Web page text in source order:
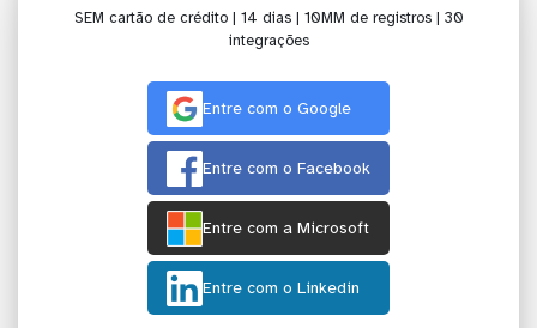
SEM cartão de crédito | 14 dias | 10MM de registros | 30
integrações
Entre com o Google
Entre com o Facebook
Entre com a Microsoft
Entre com o Linkedin